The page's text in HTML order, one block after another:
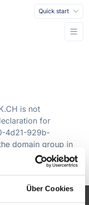
Über Cookies
Quick start
is not
for
4d21-929b-
domain group in
the domain.